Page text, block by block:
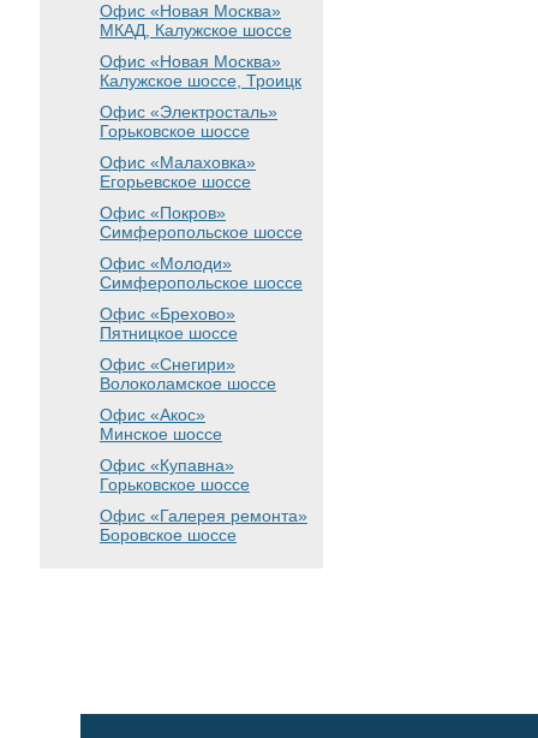
Офис «Новая Москва»
МКАД, Калужское шоссе
Офис «Новая Москва»
Калужское шоссе, Троицк
Офис «Электросталь»
Горьковское шоссе
Офис «Малаховка»
Егорьевское шоссе
Офис «Покров»
Симферопольское шоссе
Офис «Молоди»
Симферопольское шоссе
Офис «Брехово»
Пятницкое шоссе
Офис «Снегири»
Волоколамское шоссе
Офис «Акос»
Минское шоссе
Офис «Купавна»
Горьковское шоссе
Офис «Галерея ремонта»
Боровское шоссе